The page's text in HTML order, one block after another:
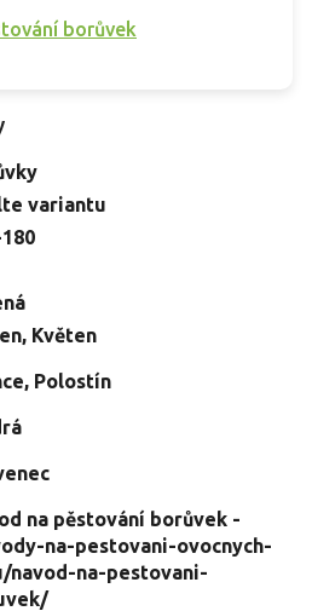
borůvek
variantu
Květen
, Polostín
na pěstování borůvek -
na-pestovani-ovocnych-
navod-na-pestovani-